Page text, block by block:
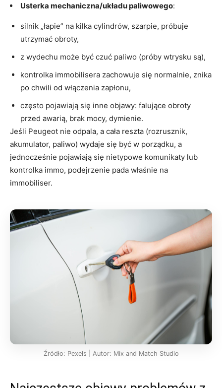
Usterka mechaniczna/układu paliwowego:
silnik „łapie” na kilka cylindrów, szarpie, próbuje
utrzymać obroty,
z wydechu może być czuć paliwo (próby wtrysku są),
kontrolka immobilisera zachowuje się normalnie, znika
po chwili od włączenia zapłonu,
często pojawiają się inne objawy: falujące obroty
przed awarią, brak mocy, dymienie.
Jeśli Peugeot nie odpala, a cała reszta (rozrusznik,
akumulator, paliwo) wydaje się być w porządku, a
jednocześnie pojawiają się nietypowe komunikaty lub
kontrolka immo, podejrzenie pada właśnie na
immobiliser.
Źródło: Pexels | Autor: Mix and Match Studio